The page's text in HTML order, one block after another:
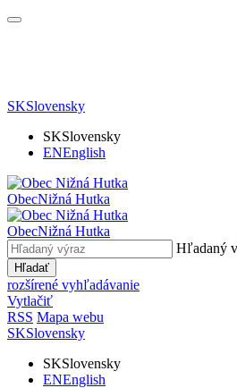
SKSlovensky
SKSlovensky
ENEnglish
ObecNižná Hutka
ObecNižná Hutka
Hľadaný
Hľadať
rozšírené vyhľadávanie
Vytlačiť
RSS Mapa webu
SKSlovensky
SKSlovensky
ENEnglish